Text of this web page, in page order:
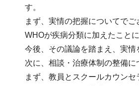
す。
まず、実情の把握についてでご
WHOが疾病分類に加えたこと
今後、その議論を踏まえ、実情
次に、相談・治療体制の整備に
まず、教員とスクールカウン